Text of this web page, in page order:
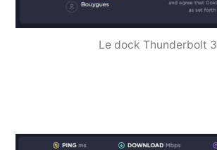
Le dock Thunderbolt 3